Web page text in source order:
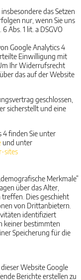
das Setzen
nur, wenn Sie uns
Abs. 1 lit. a DSGVO
Google Analytics 4
Einwilligung mit
Ihr Widerrufsrecht
das auf der Website
geschlossen,
sicherstellt und eine
4 finden Sie unter
und unter
sites
Merkmale“
über das Alter,
treffen. Dies geschieht
von Drittanbietern.
identifiziert
keiner bestimmten
Speicherung für die
Website Google
Berichte erstellen zu